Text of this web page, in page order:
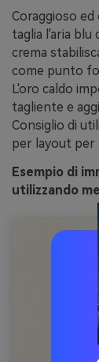
Coraggioso
taglia l'aria blu
crema
come punto
L'oro caldo
tagliente e
Consiglio di
per layout per
Esempio di
utilizzando